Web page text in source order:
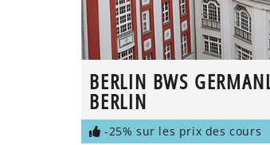
BERLIN BWS
BERLIN
-25% sur les prix des cours